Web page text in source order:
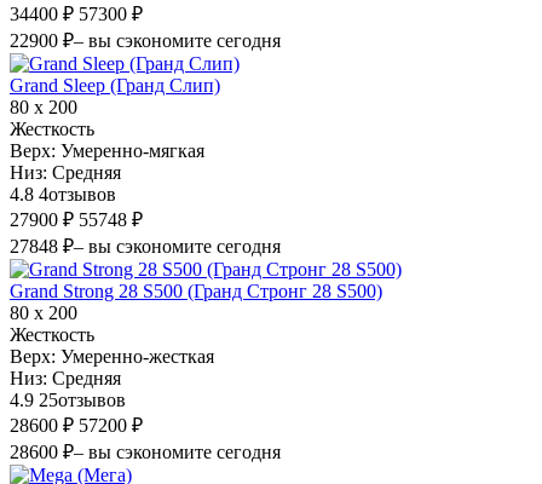
34400 ₽ 57300 ₽
22900 ₽– вы сэкономите сегодня
Grand Sleep (Гранд Слип)
80 х 200
Жесткость
Верх: Умеренно-мягкая
Низ: Средняя
4.8 4отзывов
27900 ₽ 55748 ₽
27848 ₽– вы сэкономите сегодня
Grand Strong 28 S500 (Гранд Стронг 28 S500)
80 х 200
Жесткость
Верх: Умеренно-жесткая
Низ: Средняя
4.9 25отзывов
28600 ₽ 57200 ₽
28600 ₽– вы сэкономите сегодня